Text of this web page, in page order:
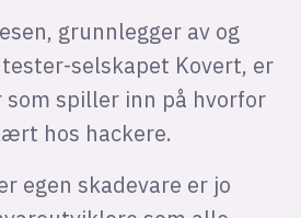
grunnlegger av og
selskapet Kovert, er
spiller inn på hvorfor
hos hackere.
egen skadevare er jo